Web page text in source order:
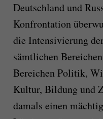
Deutschland und
Konfrontation
die Intensivierung
sämtlichen
Bereichen Politik,
Kultur, Bildung und
damals einen